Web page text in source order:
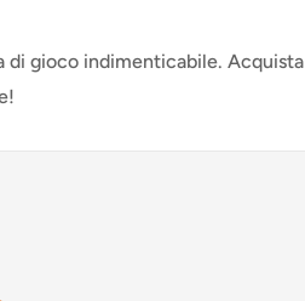
di gioco indimenticabile. Acquista